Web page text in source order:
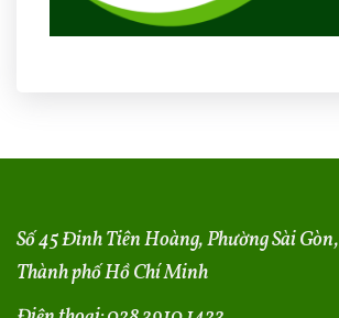
Số 45 Đinh Tiên Hoàng, Phường Sài Gòn,
Thành phố Hồ Chí Minh